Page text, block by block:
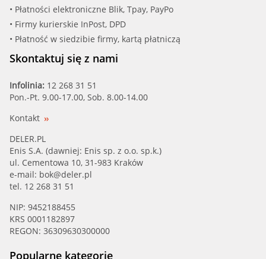
• Płatności elektroniczne Blik, Tpay, PayPo
• Firmy kurierskie InPost, DPD
• Płatność w siedzibie firmy, kartą płatniczą
Skontaktuj się z nami
Infolinia: 12 268 31 51
Pon.-Pt. 9.00-17.00, Sob. 8.00-14.00
Kontakt
DELER.PL
Enis S.A. (dawniej: Enis sp. z o.o. sp.k.)
ul. Cementowa 10, 31-983 Kraków
e-mail: bok@deler.pl
tel. 12 268 31 51
NIP: 9452188455
KRS 0001182897
REGON: 36309630300000
Popularne kategorie